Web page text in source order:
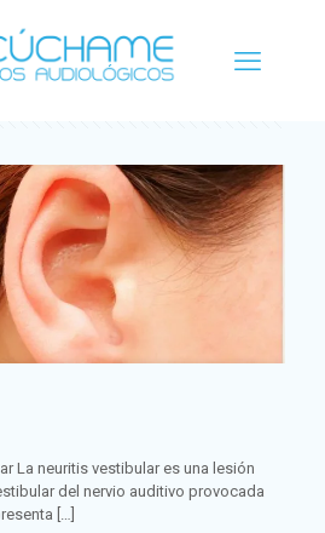
La neuritis vestibular es una lesión
del nervio auditivo provocada
[…]